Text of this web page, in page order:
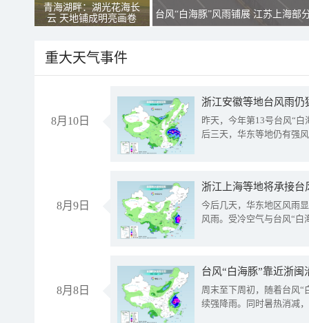
青海湖畔：湖光花海长
云 天地铺成明亮画卷
台风“白海豚”风雨铺展 江苏上海部
重大天气事件
8月10日
浙江安徽等地台风雨
昨天，今年第13号台风“
后三天，华东等地仍有强
8月9日
浙江上海等地将承接台
今后几天，华东地区风雨
风雨。受冷空气与台风“白
8月8日
台风“白海豚”靠近浙
周末至下周初，随着台风“
续强降雨。同时暑热消减